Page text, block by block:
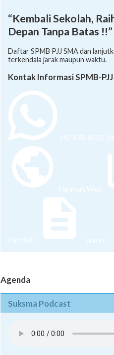
“Kembali Sekolah,
Depan Tanpa Batas !!”
Daftar SPMB PJJ SMA dan
terkendala jarak maupun waktu.
Kontak Informasi SPMB-
+62 878-8528-
Halaman Web
Pamflet Juknis
Agenda
Suksma Podcast